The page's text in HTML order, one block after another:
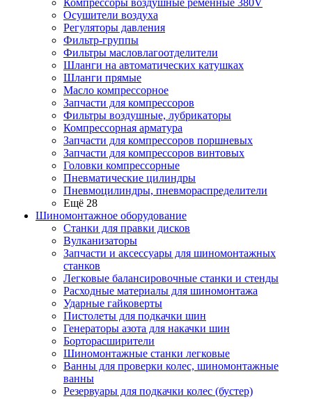
Компрессоры воздушные ременные 380V
Осушители воздуха
Регуляторы давления
Фильтр-группы
Фильтры масловлагоотделители
Шланги на автоматических катушках
Шланги прямые
Масло компрессорное
Запчасти для компрессоров
Фильтры воздушные, лубрикаторы
Компрессорная арматура
Запчасти для компрессоров поршневых
Запчасти для компрессоров винтовых
Головки компрессорные
Пневматические цилиндры
Пневмоцилиндры, пневмораспределители
Ещё 28
Шиномонтажное оборудование
Станки для правки дисков
Вулканизаторы
Запчасти и аксессуары для шиномонтажных
станков
Легковые балансировочные станки и стенды
Расходные материалы для шиномонтажа
Ударные гайковерты
Пистолеты для подкачки шин
Генераторы азота для накачки шин
Борторасширители
Шиномонтажные станки легковые
Ванны для проверки колес, шиномонтажные
ванны
Резервуары для подкачки колес (бустер)